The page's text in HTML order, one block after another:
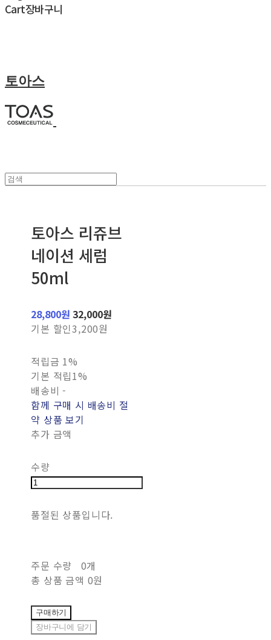
Cart장바구니
토아스
토아스 리쥬브
네이션 세럼
50ml
28,800원32,000원
기본 할인3,200원
적립금 1%
기본 적립1%
배송비 -
함께 구매 시 배송비 절
약 상품 보기
추가 금액
수량
품절된 상품입니다.
주문 수량
0개
총 상품 금액 0원
구매하기
장바구니에 담기